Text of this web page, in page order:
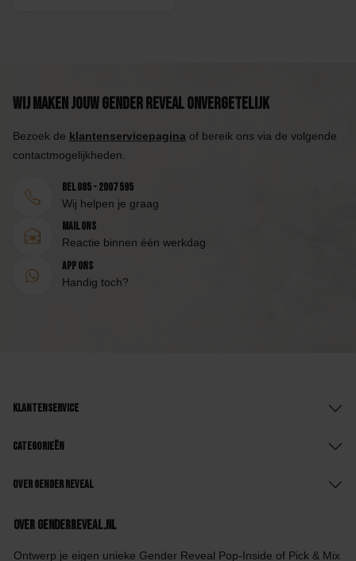
Wij maken jouw Gender Reveal onvergetelijk
Bezoek de klantenservicepagina of bereik ons via de volgende
contactmogelijkheden.
Bel 085 - 2007 595
Wij helpen je graag
Mail ons
Reactie binnen één werkdag
App ons
Handig toch?
Klantenservice
Categorieën
Over Gender Reveal
Over GenderReveal.nl
Ontwerp je eigen unieke Gender Reveal Pop-Inside of Pick & Mix